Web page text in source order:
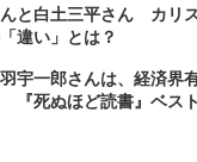
と白土三平さん カリ
違い」とは？
宇一郎さんは、経済界
『死ぬほど読書』ベス